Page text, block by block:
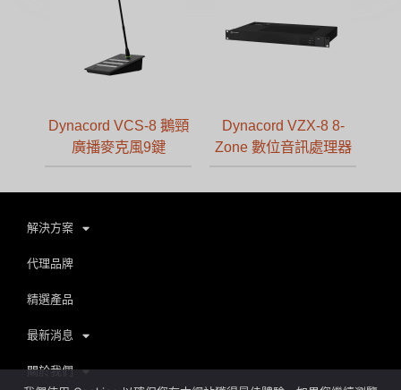
Dynacord VCS-8 鵝頸
廣播麥克風9鍵
Dynacord VZX-8 8-
Zone 數位音訊處理器
解決方案
代理品牌
精選產品
最新消息
關於我們